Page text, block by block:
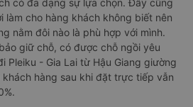
có đa dạng sự lựa chọn. Đây cũng
làm cho hàng khách không biết nên
nằm đôi nào là phù hợp với mình.
giữ chỗ, có được chỗ ngồi yêu
Pleiku - Gia Lai từ Hậu Giang giường
hàng sau khi đặt trực tiếp vẫn